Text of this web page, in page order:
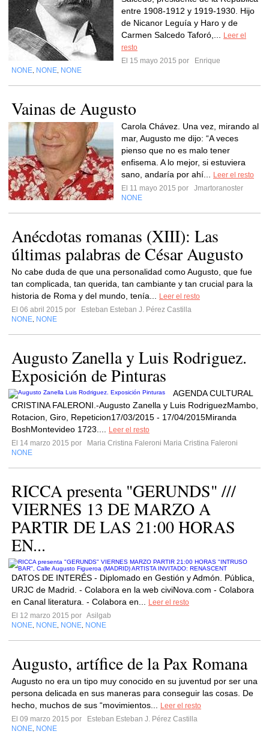
entre 1908-1912 y 1919-1930. Hijo
de Nicanor Leguía y Haro y de
Carmen Salcedo Taforó,...
Leer el
resto
El 15 mayo 2015 por
Enrique
NONE NONE NONE
Vainas de Augusto
Carola Chávez. Una vez, mirando al
mar, Augusto me dijo: “A veces
pienso que no es malo tener
enfisema. A lo mejor, si estuviera
sano, andaría por ahí...
Leer el resto
El 11 mayo 2015 por
Jmartoranoster
NONE
Anécdotas romanas (XIII): Las
últimas palabras de César Augusto
No cabe duda de que una personalidad como Augusto, que fue
tan complicada, tan querida, tan cambiante y tan crucial para la
historia de Roma y del mundo, tenía...
Leer el resto
El 06 abril 2015 por
Esteban Esteban J. Pérez Castilla
NONE NONE
Augusto Zanella y Luis Rodriguez.
Exposición de Pinturas
AGENDA CULTURAL
CRISTINA FALERONI.-Augusto Zanella y Luis RodriguezMambo,
Rotacion, Giro, Repeticion17/03/2015 - 17/04/2015Miranda
BoshMontevideo 1723....
Leer el resto
El 14 marzo 2015 por
Maria Cristina Faleroni Maria Cristina Faleroni
NONE
RICCA presenta "GERUNDS" ///
VIERNES 13 DE MARZO A
PARTIR DE LAS 21:00 HORAS
EN...
DATOS DE INTERÉS - Diplomado en Gestión y Admón. Pública,
URJC de Madrid. - Colabora en la web civiNova.com - Colabora
en Canal literatura. - Colabora en...
Leer el resto
El 12 marzo 2015 por Asilgab
NONE NONE NONE NONE
Augusto, artífice de la Pax Romana
Augusto no era un tipo muy conocido en su juventud por ser una
persona delicada en sus maneras para conseguir las cosas. De
hecho, muchos de sus “movimientos...
Leer el resto
El 09 marzo 2015 por
Esteban Esteban J. Pérez Castilla
NONE NONE